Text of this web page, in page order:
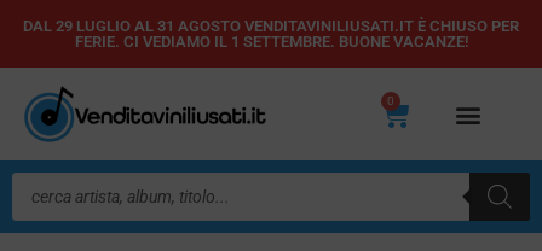
Vai
contenuto
DAL 29 LUGLIO AL 31 AGOSTO VENDITAVINILIUSATI.IT È CHIUSO PER
FERIE. CI VEDIAMO IL 1 SETTEMBRE. BUONE VACANZE!
0
Carrello
Ricerca
prodotti